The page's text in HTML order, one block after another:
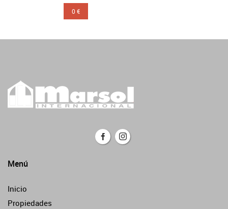
0 €
Menú
Inicio
Propiedades